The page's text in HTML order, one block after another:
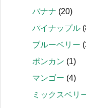
バナナ (20)
パイナップル
ブルーベリー
ポンカン (1)
マンゴー (4)
ミックスベリ